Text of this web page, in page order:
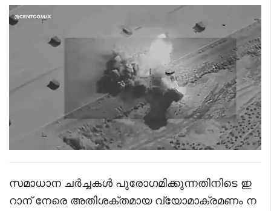
സമാധാന ചർച്ചകൾ പുരോഗമിക്കുന്നതിനിടെ ഇ
റാന് നേരെ അതിശക്തമായ വ്യോമാക്രമണം ന